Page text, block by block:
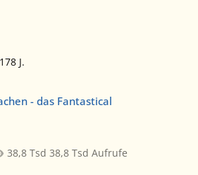
8 J.
- das Fantastical
38,8 Tsd Aufrufe